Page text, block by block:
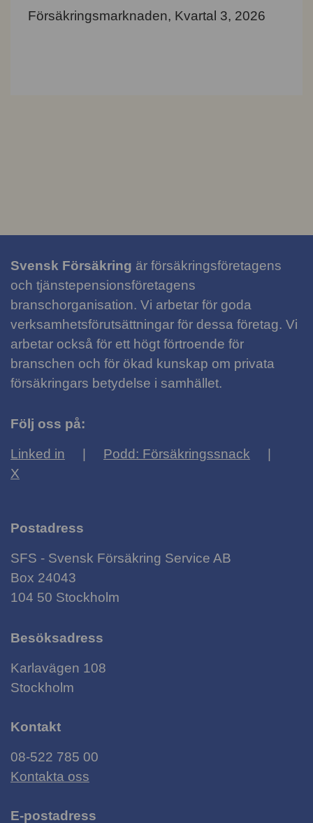
Försäkringsmarknaden, Kvartal 3, 2026
Svensk Försäkring är försäkringsföretagens
och tjänstepensionsföretagens
branschorganisation. Vi arbetar för goda
verksamhetsförutsättningar för dessa företag. Vi
arbetar också för ett högt förtroende för
branschen och för ökad kunskap om privata
försäkringars betydelse i samhället.
Följ oss på:
Linked in
Podd: Försäkringssnack
X
Postadress
SFS - Svensk Försäkring Service AB
Box 24043
104 50 Stockholm
Besöksadress
Karlavägen 108
Stockholm
Kontakt
08-522 785 00
Kontakta oss
E-postadress